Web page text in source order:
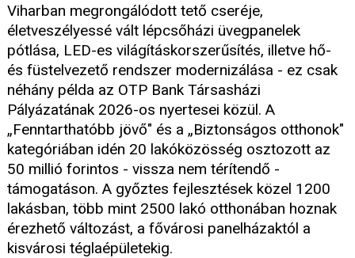
Viharban megrongálódott tető cseréje,
életveszélyessé vált lépcsőházi üvegpanelek
pótlása, LED-es világításkorszerűsítés, illetve hő-
és füstelvezető rendszer modernizálása - ez csak
néhány példa az OTP Bank Társasházi
Pályázatának 2026-os nyertesei közül. A
„Fenntarthatóbb jövő" és a „Biztonságos otthonok"
kategóriában idén 20 lakóközösség osztozott az
50 millió forintos - vissza nem térítendő -
támogatáson. A győztes fejlesztések közel 1200
lakásban, több mint 2500 lakó otthonában hoznak
érezhető változást, a fővárosi panelházaktól a
kisvárosi téglaépületekig.